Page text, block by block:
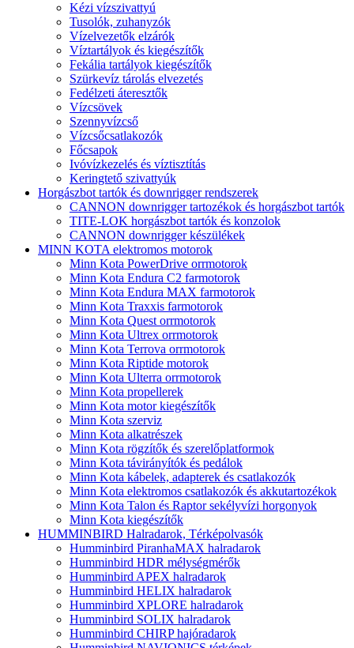
Kézi vízszivattyú
Tusolók, zuhanyzók
Vízelvezetők elzárók
Víztartályok és kiegészítők
Fekália tartályok kiegészítők
Szürkevíz tárolás elvezetés
Fedélzeti áteresztők
Vízcsövek
Szennyvízcső
Vízcsőcsatlakozók
Főcsapok
Ivóvízkezelés és víztisztítás
Keringtető szivattyúk
Horgászbot tartók és downrigger rendszerek
CANNON downrigger tartozékok és horgászbot tartók
TITE-LOK horgászbot tartók és konzolok
CANNON downrigger készülékek
MINN KOTA elektromos motorok
Minn Kota PowerDrive orrmotorok
Minn Kota Endura C2 farmotorok
Minn Kota Endura MAX farmotorok
Minn Kota Traxxis farmotorok
Minn Kota Quest orrmotorok
Minn Kota Ultrex orrmotorok
Minn Kota Terrova orrmotorok
Minn Kota Riptide motorok
Minn Kota Ulterra orrmotorok
Minn Kota propellerek
Minn Kota motor kiegészítők
Minn Kota szerviz
Minn Kota alkatrészek
Minn Kota rögzítők és szerelőplatformok
Minn Kota távirányítók és pedálok
Minn Kota kábelek, adapterek és csatlakozók
Minn Kota elektromos csatlakozók és akkutartozékok
Minn Kota Talon és Raptor sekélyvízi horgonyok
Minn Kota kiegészítők
HUMMINBIRD Halradarok, Térképolvasók
Humminbird PiranhaMAX halradarok
Humminbird HDR mélységmérők
Humminbird APEX halradarok
Humminbird HELIX halradarok
Humminbird XPLORE halradarok
Humminbird SOLIX halradarok
Humminbird CHIRP hajóradarok